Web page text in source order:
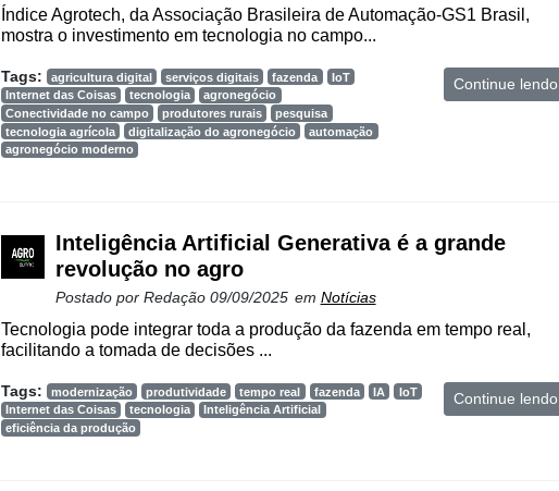
Índice Agrotech, da Associação Brasileira de Automação-GS1 Brasil,
mostra o investimento em tecnologia no campo...
Tags: agricultura digital serviços digitais fazenda
IoT
Internet das Coisas
tecnologia
agronegócio
Conectividade no campo
produtores rurais
pesquisa
tecnologia agrícola
digitalização do agronegócio
automação
agronegócio moderno
Continue lendo
Inteligência Artificial Generativa é a grande
revolução no agro
Postado por Redação 09/09/2025 em Notícias
Tecnologia pode integrar toda a produção da fazenda em tempo real,
facilitando a tomada de decisões ...
Tags: modernização produtividade tempo real fazenda IA
IoT
Internet das Coisas
tecnologia
Inteligência Artificial
eficiência da produção
Continue lendo